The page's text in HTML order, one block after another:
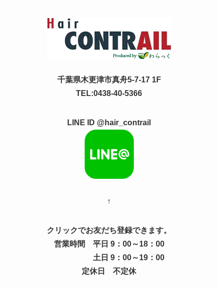
千葉県木更津市真舟5-7-17 1F
TEL:0438-40-5366
LINE ID @hair_contrail
↑
クリックでお友だち登録できます。
営業時間 平日 9：00～18：00
土日 9：00～19：00
定休日 不定休